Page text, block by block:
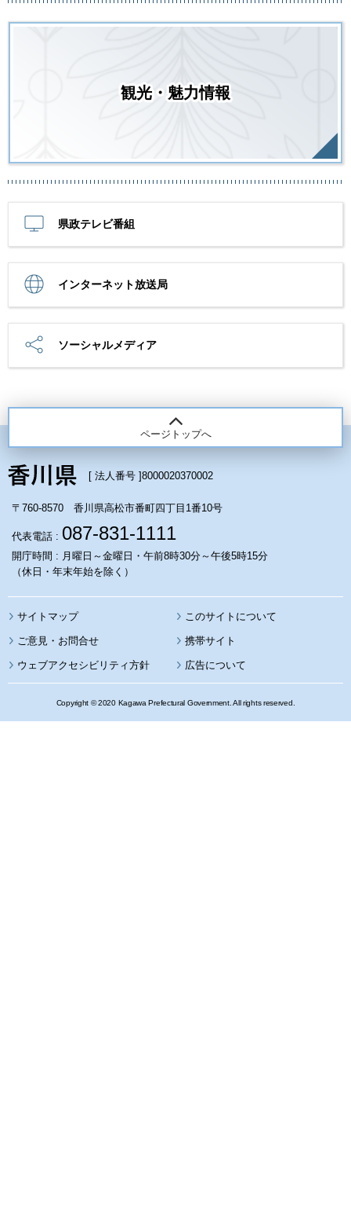
観光・魅力情報
県政テレビ番組
インターネット放送局
ソーシャルメディア
ページトップへ
[ 法人番号 ]8000020370002
〒760-8570 香川県高松市番町四丁目1番10号
代表電話 : 087-831-1111
開庁時間 : 月曜日～金曜日・午前8時30分～午後5時15分
（休日・年末年始を除く）
サイトマップ このサイトについて
携帯サイト
ウェブアクセシビリティ方針 広告について
Copyright © 2020 Kagawa Prefectural Government. All rights reserved.